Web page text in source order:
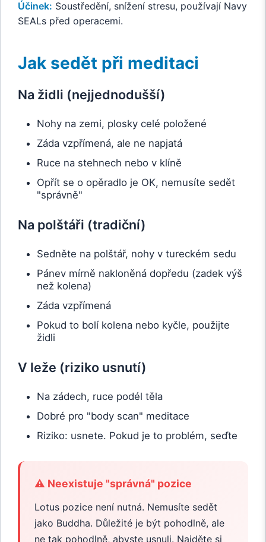
Účinek: Soustředění, snížení stresu, používají Navy
SEALs před operacemi.
Jak sedět při meditaci
Na židli (nejjednodušší)
Nohy na zemi, plosky celé položené
Záda vzpřímená, ale ne napjatá
Ruce na stehnech nebo v klíně
Opřít se o opěradlo je OK, nemusíte sedět
"správně"
Na polštáři (tradiční)
Sedněte na polštář, nohy v tureckém sedu
Pánev mírně nakloněná dopředu (zadek výš
než kolena)
Záda vzpřímená
Pokud to bolí kolena nebo kyčle, použijte
židli
V leže (riziko usnutí)
Na zádech, ruce podél těla
Dobré pro "body scan" meditace
Riziko: usnete. Pokud je to problém, seďte
⚠️ Neexistuje "správná" pozice
Lotus pozice není nutná. Nemusíte sedět
jako Buddha. Důležité je být pohodlně, ale
ne tak pohodlně, abyste usnuli. Najděte si